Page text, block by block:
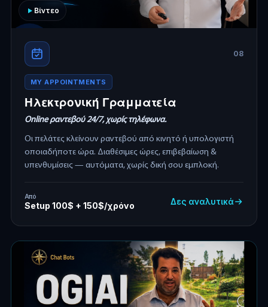
Βίντεο
08
MY APPOINTMENTS
Ηλεκτρονική Γραμματεία
Online ραντεβού 24/7, χωρίς τηλέφωνα.
Οι πελάτες κλείνουν ραντεβού από κινητό ή υπολογιστή
οποιαδήποτε ώρα. Διαθέσιμες ώρες, επιβεβαίωση &
υπενθυμίσεις — αυτόματα, χωρίς δική σου εμπλοκή.
Από
Setup 100$ + 150$/χρόνο Δες αναλυτικά